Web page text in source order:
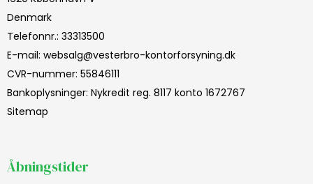
Denmark
Telefonnr.: 33313500
E-mail: websalg@vesterbro-kontorforsyning.dk
CVR-nummer: 55846111
Bankoplysninger: Nykredit reg. 8117 konto 1672767
Sitemap
Åbningstider